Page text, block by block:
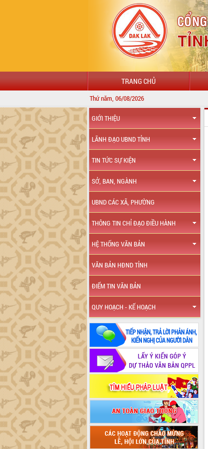
TRANG CHỦ
Thứ năm, 06/08/2026
GIỚI THIỆU
LÃNH ĐẠO UBND TỈNH
TIN TỨC SỰ KIỆN
SỞ, BAN, NGÀNH
UBND CÁC XÃ, PHƯỜNG
THÔNG TIN CHỈ ĐẠO ĐIỀU HÀNH
HỆ THỐNG VĂN BẢN
VĂN BẢN HĐND TỈNH
ĐIỂM TIN VĂN BẢN
QUY HOẠCH - KẾ HOẠCH